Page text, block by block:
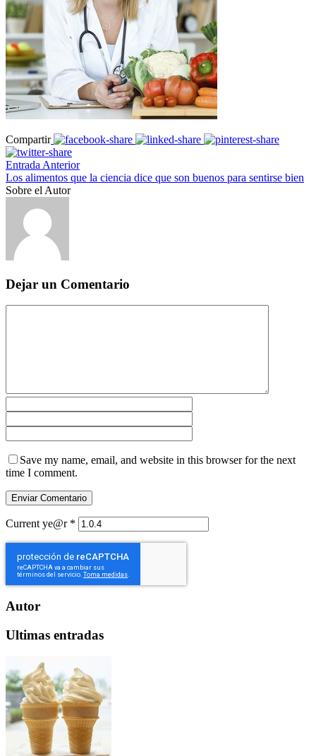
Compartir
Entrada Anterior
Los alimentos que la ciencia dice que son buenos para sentirse bien
Sobre el Autor
Dejar un Comentario
Save my name, email, and website in this browser for the next
time I comment.
Current ye@r *
Autor
Ultimas entradas